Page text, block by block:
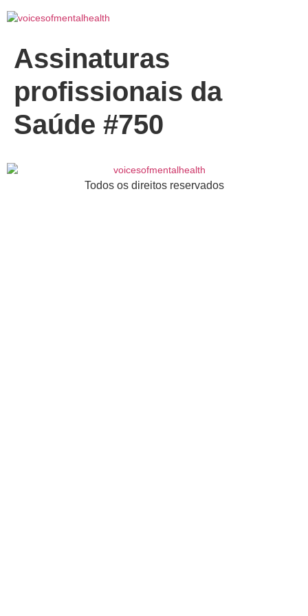
Assinaturas
profissionais da
Saúde #750
Todos os direitos reservados